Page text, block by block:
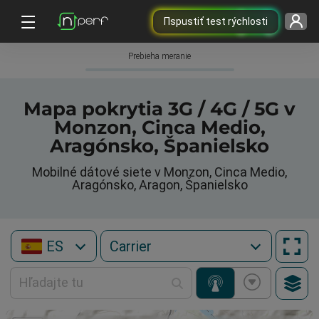
Пspustiť test rýchlosti
Prebieha meranie
Mapa pokrytia 3G / 4G / 5G v
Monzon, Cinca Medio,
Aragónsko, Španielsko
Mobilné dátové siete v Monzon, Cinca Medio,
Aragónsko, Aragon, Španielsko
ES